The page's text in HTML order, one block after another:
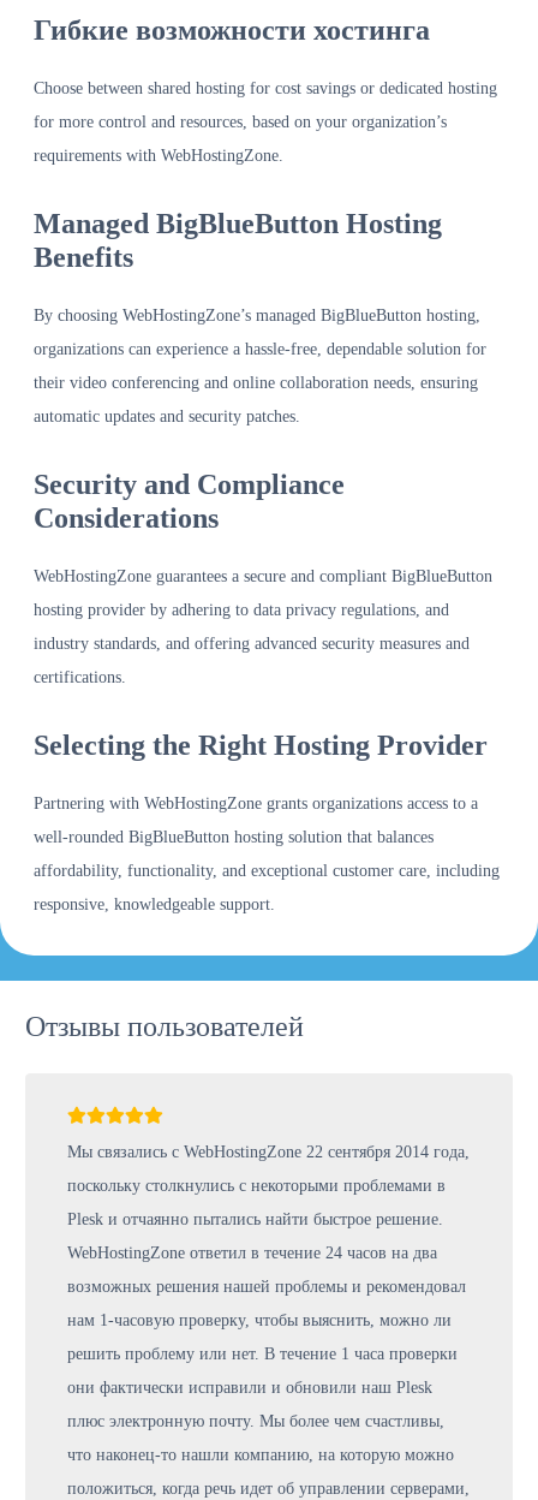
Гибкие возможности хостинга
Choose between shared hosting for cost savings or dedicated hosting
for more control and resources, based on your organization’s
requirements with WebHostingZone.
Managed BigBlueButton Hosting
Benefits
By choosing WebHostingZone’s managed BigBlueButton hosting,
organizations can experience a hassle-free, dependable solution for
their video conferencing and online collaboration needs, ensuring
automatic updates and security patches.
Security and Compliance
Considerations
WebHostingZone guarantees a secure and compliant BigBlueButton
hosting provider by adhering to data privacy regulations, and
industry standards, and offering advanced security measures and
certifications.
Selecting the Right Hosting Provider
Partnering with WebHostingZone grants organizations access to a
well-rounded BigBlueButton hosting solution that balances
affordability, functionality, and exceptional customer care, including
responsive, knowledgeable support.
Отзывы пользователей
Мы связались с WebHostingZone 22 сентября 2014 года,
поскольку столкнулись с некоторыми проблемами в
Plesk и отчаянно пытались найти быстрое решение.
WebHostingZone ответил в течение 24 часов на два
возможных решения нашей проблемы и рекомендовал
нам 1-часовую проверку, чтобы выяснить, можно ли
решить проблему или нет. В течение 1 часа проверки
они фактически исправили и обновили наш Plesk
плюс электронную почту. Мы более чем счастливы,
что наконец-то нашли компанию, на которую можно
положиться, когда речь идет об управлении серверами,